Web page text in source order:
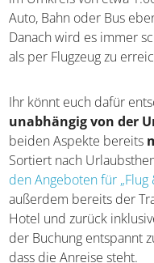
4. Anreise planen
Nun geht es an die
Flugreise. Danach wird
Wunschziel anders als
Ihr könnt euch dafür
unabhängig von der
beiden Aspekte bereits
Sortiert nach
bei den Angeboten für